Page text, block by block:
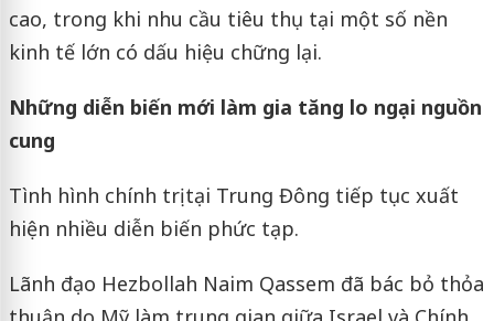
cao, trong khi nhu cầu tiêu thụ tại một số nền
kinh tế lớn có dấu hiệu chững lại.
Những diễn biến mới làm gia tăng lo ngại nguồn
cung
Tình hình chính trị tại Trung Đông tiếp tục xuất
hiện nhiều diễn biến phức tạp.
Lãnh đạo Hezbollah Naim Qassem đã bác bỏ thỏa